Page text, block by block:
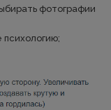
фотографии